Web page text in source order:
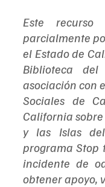
Este
parcialmente
el Estado de
Biblioteca
asociación con
Sociales de
California
y las Islas
programa Stop
incidente de
obtener apoyo,